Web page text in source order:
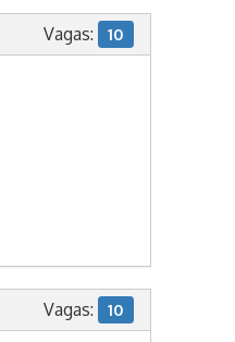
Vagas: 10
Vagas: 10